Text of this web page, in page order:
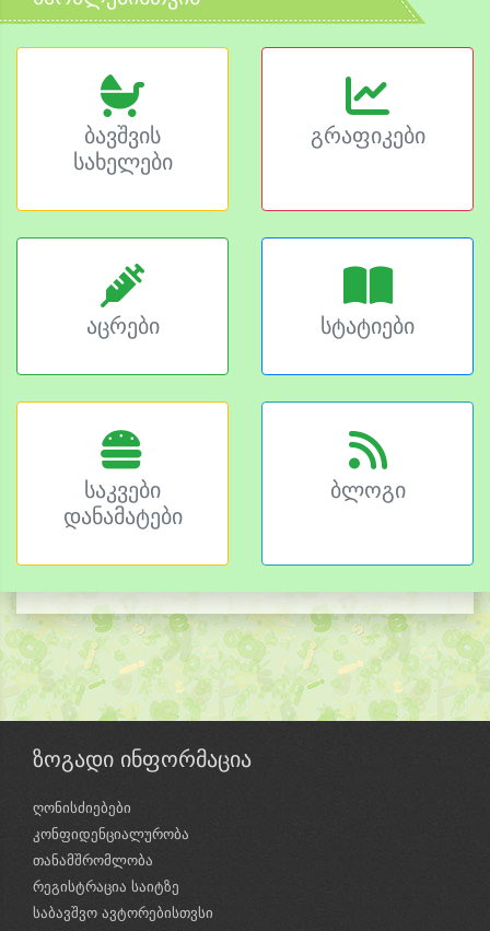
ბავშვის
სახელები
გრაფიკები
აცრები სტატიები
საკვები
დანამატები
ბლოგი
ზოგადი ინფორმაცია
ღონისძიებები
კონფიდენციალურობა
თანამშრომლობა
რეგისტრაცია საიტზე
საბავშვო ავტორებისთვსი